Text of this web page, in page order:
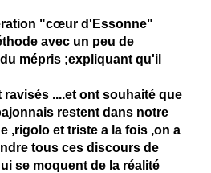
"cœur d'Essonne"
avec un peu de
mépris ;expliquant qu'il
....et ont souhaité que
restent dans notre
,rigolo et triste a la fois ,on a
tous ces discours de
se moquent de la réalité